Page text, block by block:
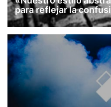
para reflejar la